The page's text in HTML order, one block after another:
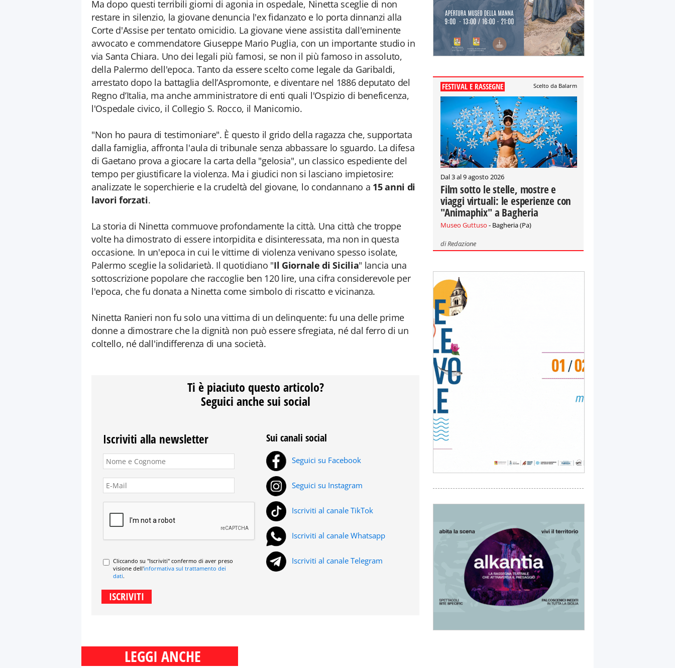
Ma dopo questi terribili giorni di agonia in ospedale, Ninetta sceglie di non
restare in silenzio, la giovane denuncia l'ex fidanzato e lo porta dinnanzi alla
Corte d'Assise per tentato omicidio. La giovane viene assistita dall'eminente
avvocato e commendatore Giuseppe Mario Puglia, con un importante studio in
via Santa Chiara. Uno dei legali più famosi, se non il più famoso in assoluto,
della Palermo dell'epoca. Tanto da essere scelto come legale da Garibaldi,
arrestato dopo la battaglia dell’Aspromonte, e diventare nel 1886 deputato del
Regno d’Italia, ma anche amministratore di enti quali l'Ospizio di beneficenza,
l'Ospedale civico, il Collegio S. Rocco, il Manicomio.
"Non ho paura di testimoniare". È questo il grido della ragazza che, supportata
dalla famiglia, affronta l'aula di tribunale senza abbassare lo sguardo. La difesa
di Gaetano prova a giocare la carta della "gelosia", un classico espediente del
tempo per giustificare la violenza. Ma i giudici non si lasciano impietosire:
analizzate le soperchierie e la crudeltà del giovane, lo condannano a 15 anni di
lavori forzati.
La storia di Ninetta commuove profondamente la città. Una città che troppe
volte ha dimostrato di essere intorpidita e disinteressata, ma non in questa
occasione. In un'epoca in cui le vittime di violenza venivano spesso isolate,
Palermo sceglie la solidarietà. Il quotidiano "Il Giornale di Sicilia" lancia una
sottoscrizione popolare che raccoglie ben 120 lire, una cifra considerevole per
l'epoca, che fu donata a Ninetta come simbolo di riscatto e vicinanza.
Ninetta Ranieri non fu solo una vittima di un delinquente: fu una delle prime
donne a dimostrare che la dignità non può essere sfregiata, né dal ferro di un
coltello, né dall'indifferenza di una società.
Ti è piaciuto questo articolo?
Seguici anche sui social
Iscriviti alla newsletter
Cliccando su "Iscriviti" confermo di aver preso
visione dell'informativa sul trattamento dei
dati.
Sui canali social
Seguici su Facebook
Seguici su Instagram
Iscriviti al canale TikTok
Iscriviti al canale Whatsapp
Iscriviti al canale Telegram
LEGGI ANCHE
FESTIVAL E RASSEGNE Scelto da Balarm
Dal 3 al 9 agosto 2026
Film sotto le stelle, mostre e
viaggi virtuali: le esperienze con
"Animaphix" a Bagheria
Museo Guttuso - Bagheria (Pa)
diRedazione